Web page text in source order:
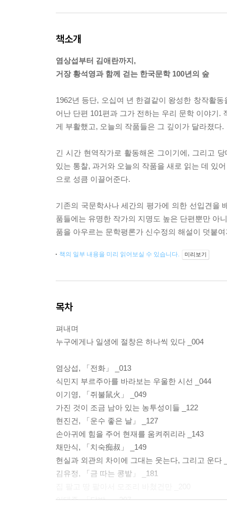
책소개
염상섭부터 김애란까지,
거장 황석영과 함께 걷는 한국문학 100년의 숲
1962년 등단, 오십여 년 한결같이 왕성한 창작활
어난 단편 101편과 그가 전하는 우리 문학 이야기
게 부활했고, 오늘의 작품들은 그 깊이가 달라졌다.
긴 시간 현역작가로 활동해온 그이기에, 그리고
있는 통찰, 과거와 오늘의 작품을 새로 읽는 데 있
으로 성큼 이끌어준다.
기존의 국문학사나 세간의 평가에 의한 선입견을
품들에는 유명한 작가의 지명도 높은 단편뿐만 아
품을 아우르는 문학평론가 신수정의 해설이 덧붙
책의 일부 내용을 미리 읽어보실 수 있습니다. 미리보기
목차
펴내며
누구에게나 일생에 절창은 하나씩 있다 _004
염상섭, 「전화」 _013
식민지 부르주아를 바라보는 우울한 시선 _044
이기영, 「쥐불鼠火」 _049
가진 것이 조금 남아 있는 농투성이들 _122
현진건, 「운수 좋은 날」 _127
손아귀에 힘을 주어 현재를 움켜쥐리라 _143
채만식, 「치숙痴叔」 _149
현실과 외관의 차이에 그대는 웃는다, 그리고 운다
김유정, 「금 따는 콩밭」 _181
이태준, 「달밤」 _207